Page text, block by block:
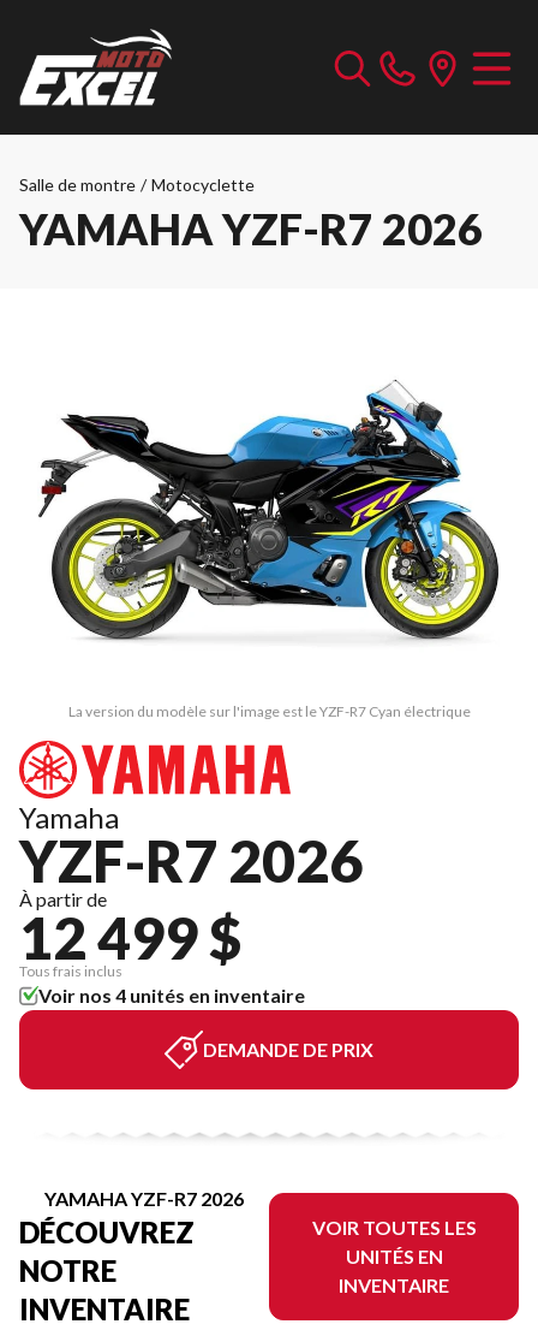
Salle de montre / Motocyclette
YAMAHA YZF-R7 2026
La version du modèle sur l'image est le YZF-R7 Cyan électrique
Yamaha
YZF-R7 2026
À partir de
12 499 $
Tous frais inclus
Voir nos 4 unités en inventaire
DEMANDE DE PRIX
YAMAHA YZF-R7 2026
DÉCOUVREZ
NOTRE
INVENTAIRE
VOIR TOUTES LES
UNITÉS EN
INVENTAIRE